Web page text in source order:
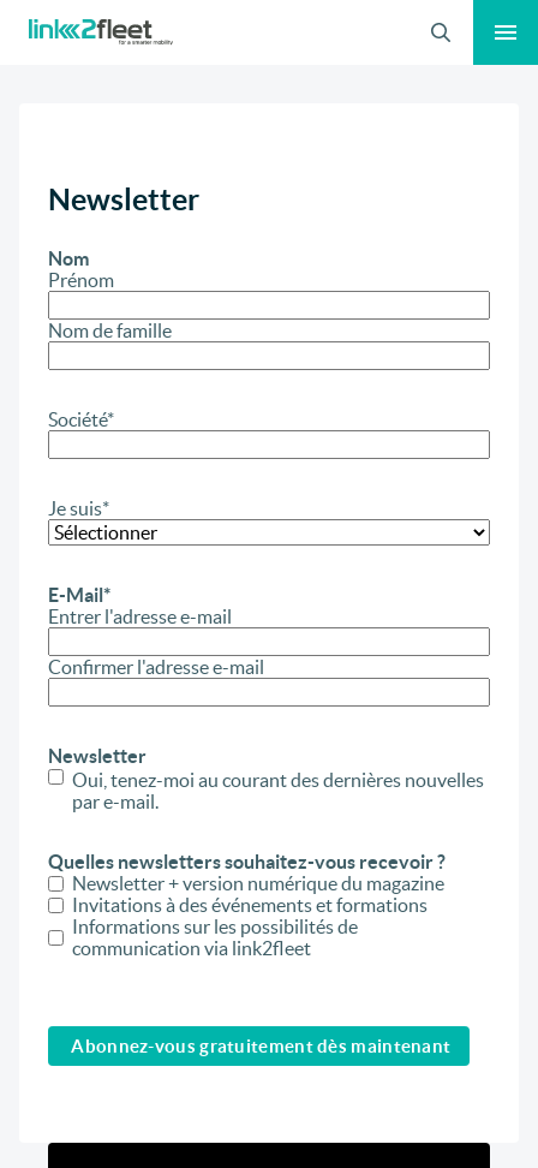
Recherche
Newsletter
Nom
Prénom
Nom de famille
Société*
Je suis*
E-Mail *
Entrer l'adresse e-mail
Confirmer l'adresse e-mail
Newsletter
Oui, tenez-moi au courant des dernières nouvelles
par e-mail.
Quelles newsletters souhaitez-vous recevoir ?
Newsletter + version numérique du magazine
Invitations à des événements et formations
Informations sur les possibilités de
communication via link2fleet